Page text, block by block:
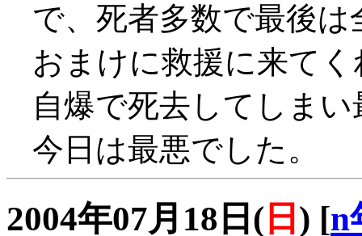
で、死者多数で最後
おまけに救援に来て
自爆で死去してしま
今日は最悪でした。
2004年07月18日( 日 ) [n